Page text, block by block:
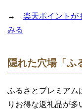
→ 楽天ポイントが
みる
隠れた穴場「ふ
ふるさとプレミアム
りお得な返礼品が多